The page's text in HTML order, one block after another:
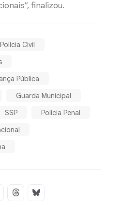
finalizou.
Polícia Civil
Pública
Guarda Municipal
SSP
Polícia Penal